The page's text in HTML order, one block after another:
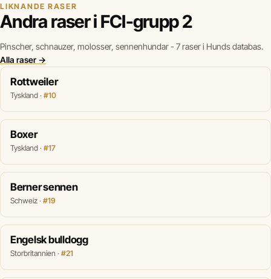
LIKNANDE RASER
Andra raser i FCI-grupp 2
Pinscher, schnauzer, molosser, sennenhundar - 7 raser i Hunds databas.
Alla raser →
Rottweiler
Tyskland · #10
Boxer
Tyskland · #17
Berner sennen
Schweiz · #19
Engelsk bulldogg
Storbritannien · #21